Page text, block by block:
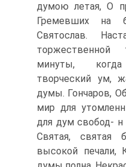
думою летая, О
Гремевших на
Святослав.
минуты,
творческий ум,
думы. Гончаров,
мир для
для дум свобод-
Святая, святая
высокой печали,